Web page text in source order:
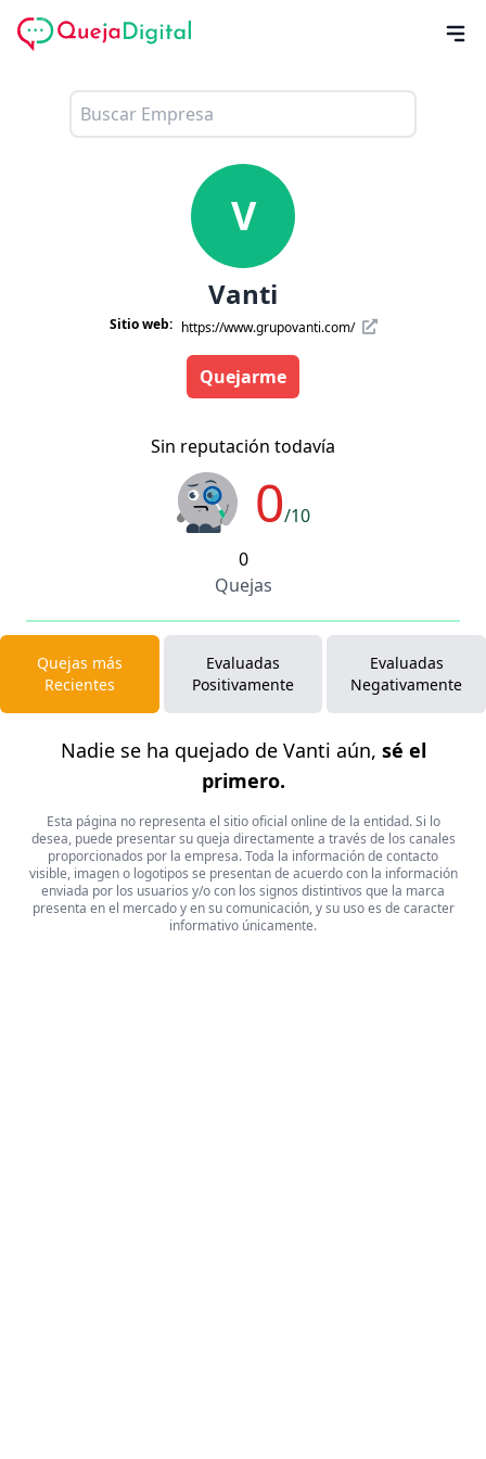
V
Vanti
Sitio web: https://www.grupovanti.com/
Quejarme
Sin reputación todavía
0/10
0
Quejas
Quejas más
Recientes
Evaluadas
Positivamente
Evaluadas
Negativamente
Nadie se ha quejado de Vanti aún, sé el
primero.
Esta página no representa el sitio oficial online de la entidad. Si lo
desea, puede presentar su queja directamente a través de los canales
proporcionados por la empresa. Toda la información de contacto
visible, imagen o logotipos se presentan de acuerdo con la información
enviada por los usuarios y/o con los signos distintivos que la marca
presenta en el mercado y en su comunicación, y su uso es de caracter
informativo únicamente.